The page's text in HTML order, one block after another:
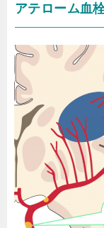
アテローム血